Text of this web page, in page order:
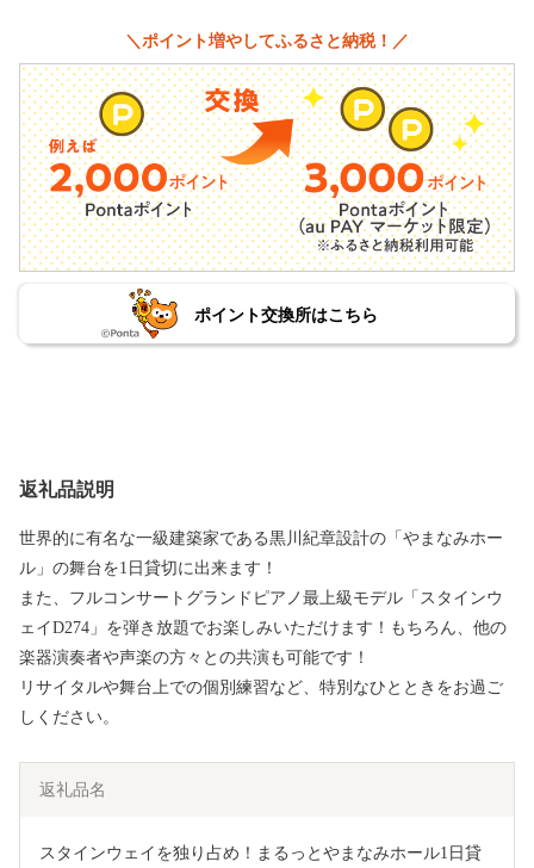
＼ポイント増やしてふるさと納税！／
ポイント交換所はこちら
返礼品説明
世界的に有名な一級建築家である黒川紀章設計の「やまなみホー
ル」の舞台を1日貸切に出来ます！
また、フルコンサートグランドピアノ最上級モデル「スタインウ
ェイD274」を弾き放題でお楽しみいただけます！もちろん、他の
楽器演奏者や声楽の方々との共演も可能です！
リサイタルや舞台上での個別練習など、特別なひとときをお過ご
しください。
返礼品名
スタインウェイを独り占め！まるっとやまなみホール1日貸